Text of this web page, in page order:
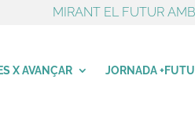
MIRANT EL FUTUR
X AVANÇAR JORNADA